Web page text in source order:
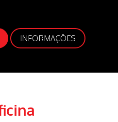
INFORMAÇÕES